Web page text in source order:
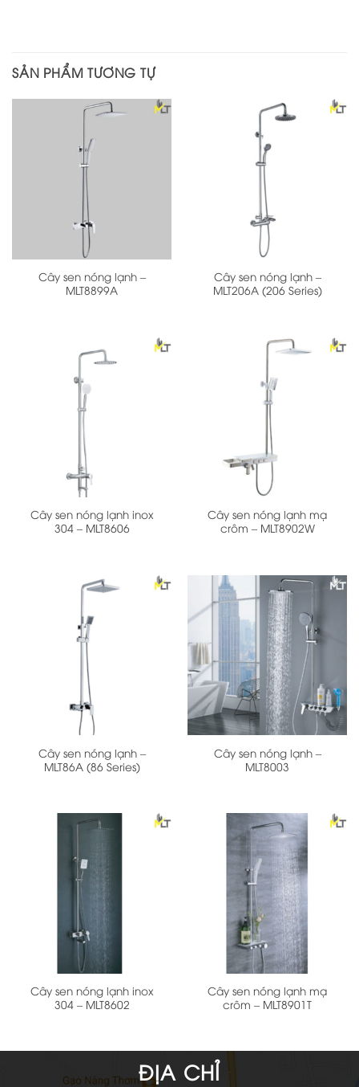
SẢN PHẨM TƯƠNG TỰ
Cây sen nóng lạnh –
MLT8899A
Cây sen nóng lạnh –
MLT206A (206 Series)
Cây sen nóng lạnh inox
304 – MLT8606
Cây sen nóng lạnh mạ
crôm – MLT8902W
Cây sen nóng lạnh –
MLT86A (86 Series)
Cây sen nóng lạnh –
MLT8003
Cây sen nóng lạnh inox
304 – MLT8602
Cây sen nóng lạnh mạ
crôm – MLT8901T
ĐỊA CHỈ